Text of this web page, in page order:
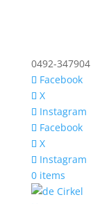
0492-347904
Facebook
X
Instagram
Facebook
X
Instagram
0 items